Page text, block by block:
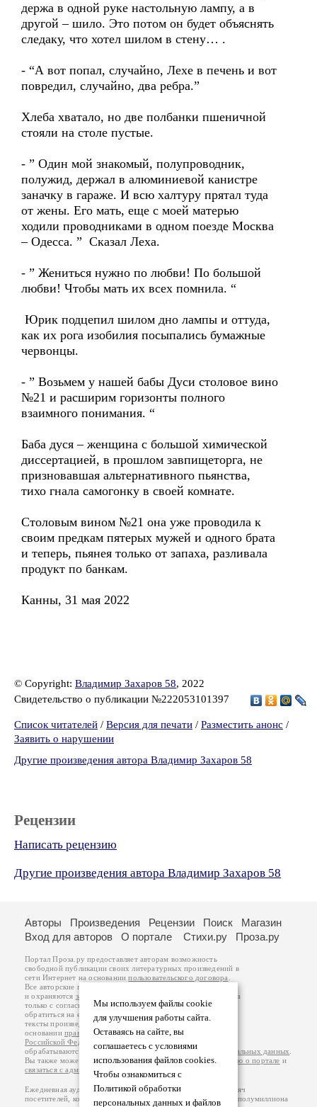
держа в одной руке настольную лампу, а в
другой – шило. Это потом он будет объяснять
следаку, что хотел шилом в стену… .
- “А вот попал, случайно, Лехе в печень и вот
повредил, случайно, два ребра.”
Хлеба хватало, но две полбанки пшеничной
стояли на столе пустые.
- ” Один мой знакомый, полупроводник,
полужид, держал в алюминиевой канистре
заначку в гараже. И всю халтуру прятал туда
от жены. Его мать, еще с моей матерью
ходили проводниками в одном поезде Москва
– Одесса. ” Сказал Леха.
- ” Жениться нужно по любви! По большой
любви! Чтобы мать их всех помнила. “
Юрик подцепил шилом дно лампы и оттуда,
как их рога изобилия посыпались бумажные
червонцы.
- ” Возьмем у нашей бабы Дуси столовое вино
№21 и расширим горизонты полного
взаимного понимания. “
Баба дуся – женщина с большой химической
диссертацией, в прошлом завпищеторга, не
призновавшая альтернативного пьянства,
тихо гнала самогонку в своей комнате.
Столовым вином №21 она уже проводила к
cвоим предкам пятерых мужей и одного брата
и теперь, пьянея только от запаха, разливала
продукт по банкам.
Канны, 31 мая 2022
© Copyright: Владимир Захаров 58, 2022
Свидетельство о публикации №222053101397
Список читателей / Версия для печати / Разместить анонс /
Заявить о нарушении
Другие произведения автора Владимир Захаров 58
Рецензии
Написать рецензию
Другие произведения автора Владимир Захаров 58
Мы используем файлы cookie
для улучшения работы сайта.
Оставаясь на сайте, вы
соглашаетесь с условиями
использования файлов cookies.
Чтобы ознакомиться с
Политикой обработки
персональных данных и файлов
Авторы Произведения Рецензии Поиск
Магазин
Вход для авторов
О портале Стихи.ру Проза.ру
Портал Проза.ру предоставляет авторам возможность
свободной публикации своих литературных произведений в
сети Интернет на основаниипользовательского договора
Все авторские права на произведения принадлежат авторам
и охраняются законом
. Перепечатка произведений возможна
только с согласия его автора, к которому вы можете
обратиться на его авторской странице. Ответственность за
тексты произведений авторы несут самостоятельно на
основанииправил публикацииизаконодательства
Российской Федерации
обрабатываются на основанииПолитики обработки персональных данных
Вы также можете посмотреть более подробнуюинформацию о портале и
связаться с администрацией
Ежедневная аудитория портала Проза.ру – порядка 100 тысяч
посетителей, которые в общей сумме просматривают более полумиллиона